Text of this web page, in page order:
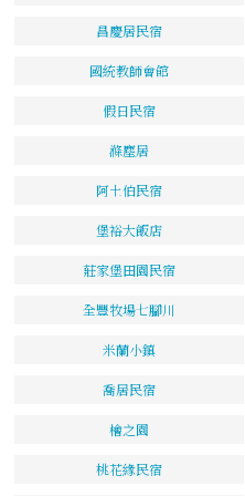
昌慶居民宿
國統教師會館
假日民宿
滌塵居
阿土伯民宿
堡裕大飯店
莊家堡田園民宿
全豐牧場七腳川
米蘭小鎮
喬居民宿
檜之園
桃花緣民宿